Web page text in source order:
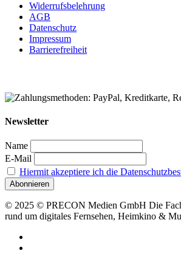
Widerrufsbelehrung
AGB
Datenschutz
Impressum
Barrierefreiheit
Newsletter
Name
E-Mail
Hiermit akzeptiere ich die
© 2025 © PRECON Medien GmbH Die
rund um digitales Fernsehen, Heimkino &